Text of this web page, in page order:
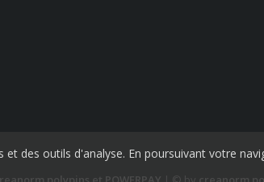
des outils d'analyse. En poursuivant votre